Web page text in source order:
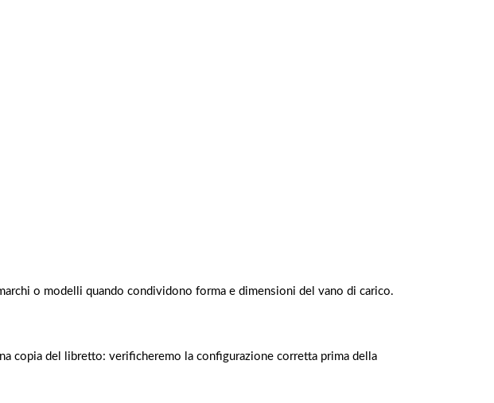
o modelli quando condividono forma e dimensioni del vano di carico.
copia del libretto: verificheremo la configurazione corretta prima della